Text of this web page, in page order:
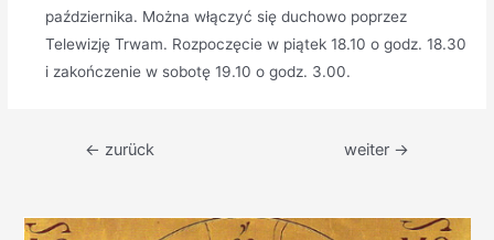
października. Można włączyć się duchowo poprzez
Telewizję Trwam. Rozpoczęcie w piątek 18.10 o godz. 18.30
i zakończenie w sobotę 19.10 o godz. 3.00.
Beitragsnavigation
← zurück weiter →